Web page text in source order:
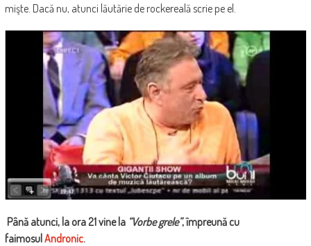
mişte. Dacă nu, atunci lăutărie de rockereală scrie pe el.
Până atunci, la ora 21 vine la “Vorbe grele”, împreună cu
faimosulAndronic.